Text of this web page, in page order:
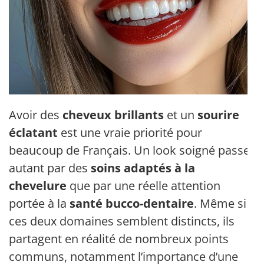
Avoir des cheveux brillants et un sourire
éclatant est une vraie priorité pour
beaucoup de Français. Un look soigné passe
autant par des soins adaptés à la
chevelure que par une réelle attention
portée à la santé bucco-dentaire. Même si
ces deux domaines semblent distincts, ils
partagent en réalité de nombreux points
communs, notamment l’importance d’une